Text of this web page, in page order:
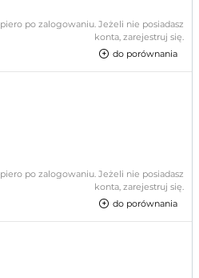
po zalogowaniu. Jeżeli nie posiadasz
konta, zarejestruj się.
do porównania
po zalogowaniu. Jeżeli nie posiadasz
konta, zarejestruj się.
do porównania